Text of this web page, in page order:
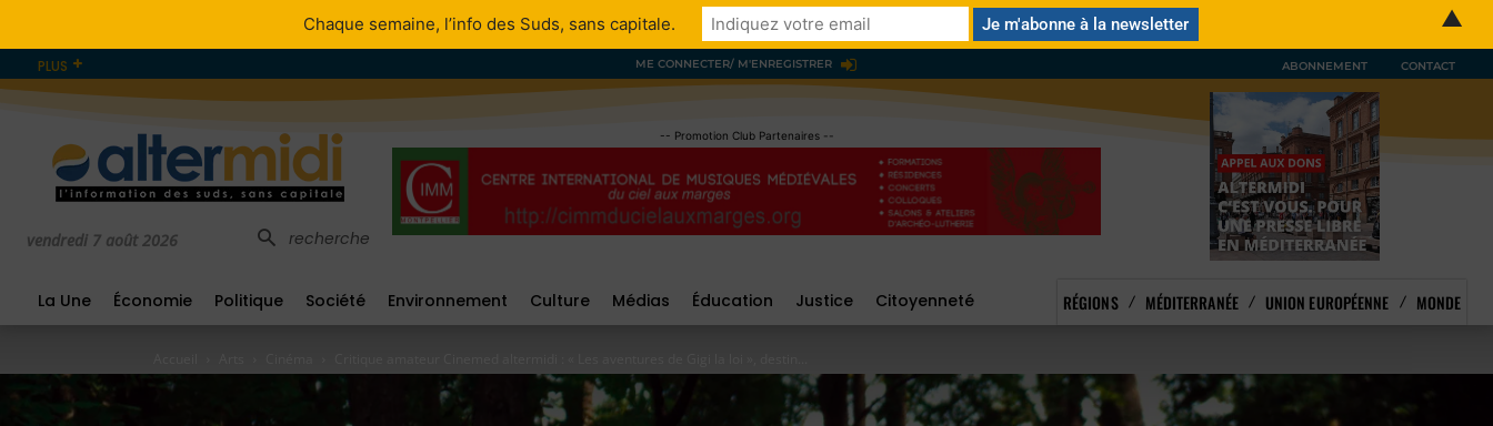
PLUS ME CONNECTER/ M'ENREGISTRER ABONNEMENT CONTACT
vendredi 7 août 2026 recherche
-- Promotion Club Partenaires --
La Une Économie Politique Société Environnement Culture Médias Éducation Justice Citoyenneté RÉGIONS MÉDITERRANÉE UNION EUROPÉENNE MONDE
Chaque semaine, l’info des Suds, sans capitale. ▲